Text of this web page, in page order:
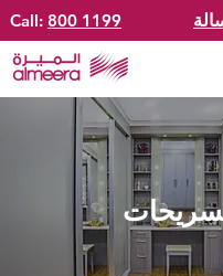
Call: 800 1199